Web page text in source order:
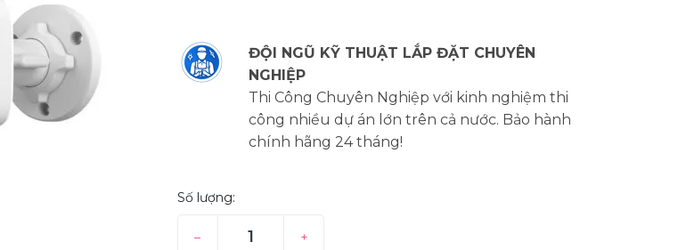
ĐỘI NGŨ KỸ THUẬT LẮP ĐẶT CHUYÊN
NGHIỆP
Thi Công Chuyên Nghiệp với kinh nghiệm thi
công nhiều dự án lớn trên cả nước. Bảo hành
chính hãng 24 tháng!
Số lượng:
– +